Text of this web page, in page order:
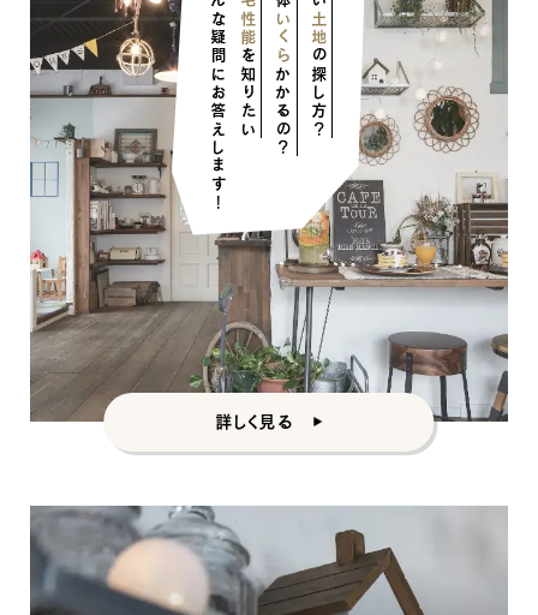
を知りたい
いくら
かかるの？
土地
の探し方？
そんな疑問にお答えします！
詳しく見る